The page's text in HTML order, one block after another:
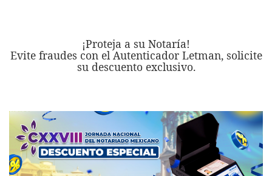
¡Proteja a su Notaría!
Evite fraudes con el Autenticador Letman, solicite
su descuento exclusivo.